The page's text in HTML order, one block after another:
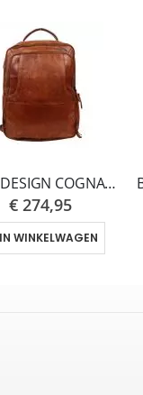
BEAR DESIGN COGNAC RUGZAK L JAYDEN CL43739-ONE SIZE
€ 274,95
IN WINKELWAGEN